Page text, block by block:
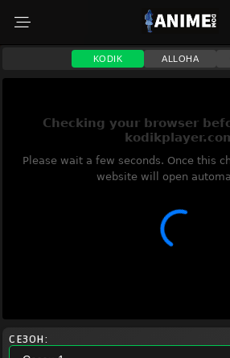
KODIK ALLOHA
СЕЗОН: